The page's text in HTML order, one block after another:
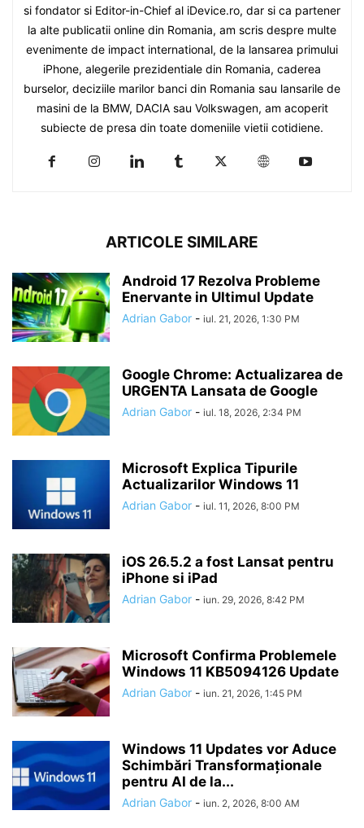
si fondator si Editor-in-Chief al iDevice.ro, dar si ca partener
la alte publicatii online din Romania, am scris despre multe
evenimente de impact international, de la lansarea primului
iPhone, alegerile prezidentiale din Romania, caderea
burselor, deciziile marilor banci din Romania sau lansarile de
masini de la BMW, DACIA sau Volkswagen, am acoperit
subiecte de presa din toate domeniile vietii cotidiene.
ARTICOLE SIMILARE
Android 17 Rezolva Probleme
Enervante in Ultimul Update
Adrian Gabor - iul. 21, 2026, 1:30 PM
Google Chrome: Actualizarea de
URGENTA Lansata de Google
Adrian Gabor - iul. 18, 2026, 2:34 PM
Microsoft Explica Tipurile
Actualizarilor Windows 11
Adrian Gabor - iul. 11, 2026, 8:00 PM
iOS 26.5.2 a fost Lansat pentru
iPhone si iPad
Adrian Gabor - iun. 29, 2026, 8:42 PM
Microsoft Confirma Problemele
Windows 11 KB5094126 Update
Adrian Gabor - iun. 21, 2026, 1:45 PM
Windows 11 Updates vor Aduce
Schimbări Transformaționale
pentru AI de la...
Adrian Gabor - iun. 2, 2026, 8:00 AM